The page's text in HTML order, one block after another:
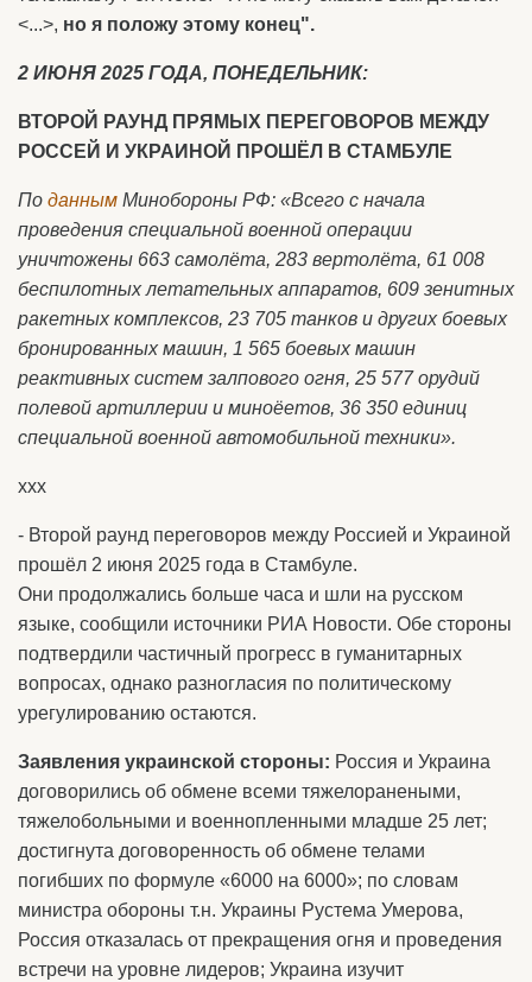
<...>, но я положу этому конец".
2 ИЮНЯ 2025 ГОДА, ПОНЕДЕЛЬНИК:
ВТОРОЙ РАУНД ПРЯМЫХ ПЕРЕГОВОРОВ МЕЖДУ
РОССЕЙ И УКРАИНОЙ ПРОШЁЛ В СТАМБУЛЕ
По данным Минобороны РФ: «Всего с начала
проведения специальной военной операции
уничтожены 663 самолёта, 283 вертолёта, 61 008
беспилотных летательных аппаратов, 609 зенитных
ракетных комплексов, 23 705 танков и других боевых
бронированных машин, 1 565 боевых машин
реактивных систем залпового огня, 25 577 орудий
полевой артиллерии и миноёетов, 36 350 единиц
специальной военной автомобильной техники».
ххх
- Второй раунд переговоров между Россией и Украиной
прошёл 2 июня 2025 года в Стамбуле.
Они продолжались больше часа и шли на русском
языке, сообщили источники РИА Новости. Обе стороны
подтвердили частичный прогресс в гуманитарных
вопросах, однако разногласия по политическому
урегулированию остаются.
Заявления украинской стороны: Россия и Украина
договорились об обмене всеми тяжелоранеными,
тяжелобольными и военнопленными младше 25 лет;
достигнута договоренность об обмене телами
погибших по формуле «6000 на 6000»; по словам
министра обороны т.н. Украины Рустема Умерова,
Россия отказалась от прекращения огня и проведения
встречи на уровне лидеров; Украина изучит